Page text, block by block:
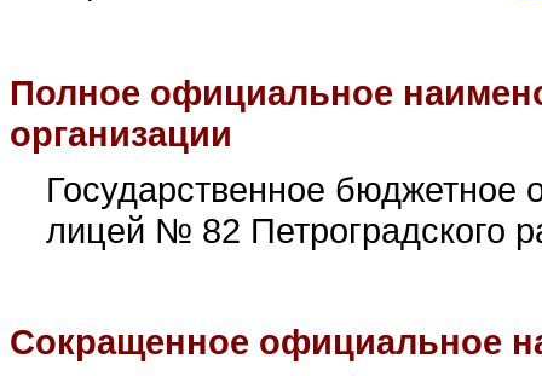
Полное официальное
организации
Государственное бюджетное
лицей № 82 Петроградского
Сокращенное официальное